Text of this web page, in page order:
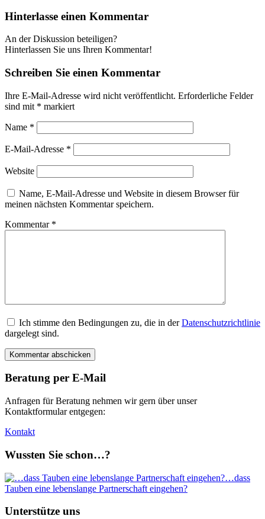
Hinterlasse einen Kommentar
An der Diskussion beteiligen?
Hinterlassen Sie uns Ihren Kommentar!
Schreiben Sie einen Kommentar
Ihre E-Mail-Adresse wird nicht veröffentlicht. Erforderliche Felder
sind mit * markiert
Name *
E-Mail-Adresse *
Website
Name, E-Mail-Adresse und Website in diesem Browser für
meinen nächsten Kommentar speichern.
Kommentar *
Ich stimme den Bedingungen zu, die in derDatenschutzrichtlinie
dargelegt sind.
Beratung per E-Mail
Anfragen für Beratung nehmen wir gern über unser
Kontaktformular entgegen:
Kontakt
Wussten Sie schon…?
…dass
Tauben eine lebenslange Partnerschaft eingehen?
Unterstütze uns